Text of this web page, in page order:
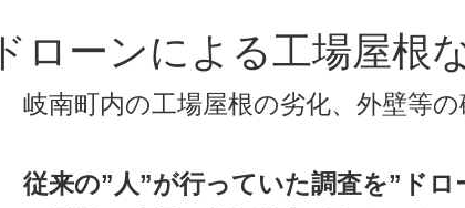
ドローンによる工場屋根
岐南町内の工場屋根の劣化、外壁等
従来の”人”が行っていた調査を”ド